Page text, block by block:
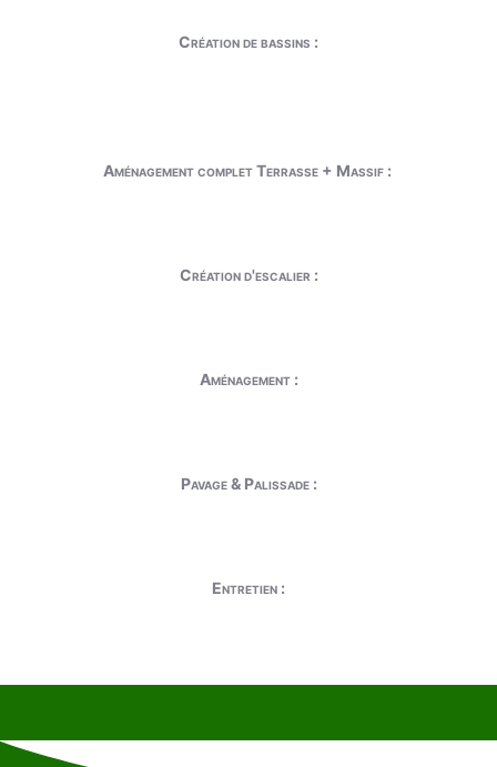
Création de bassins :
Aménagement complet Terrasse + Massif :
Création d'escalier :
Aménagement :
Pavage & Palissade :
Entretien :